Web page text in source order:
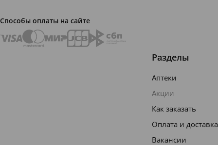
Способы оплаты на сайте
Разделы
Аптеки
Акции
Как заказать
Оплата и доставка
Вакансии